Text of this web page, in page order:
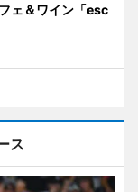
ェ＆ワイン「esc
ス